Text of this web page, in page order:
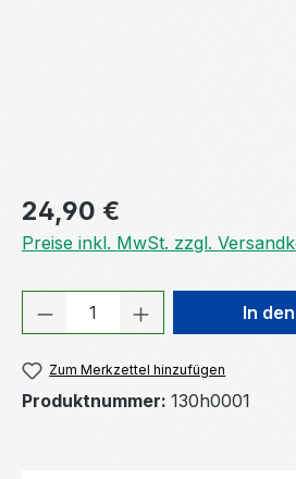
Regulärer Preis:
24,90 €
Preise inkl. MwSt. zzgl.
Produkt Anzahl: Gib
In
Zum Merkzettel hinzufügen
Produktnummer: 130h0001